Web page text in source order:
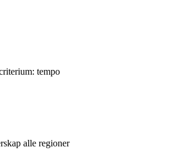
tempo
alle regioner